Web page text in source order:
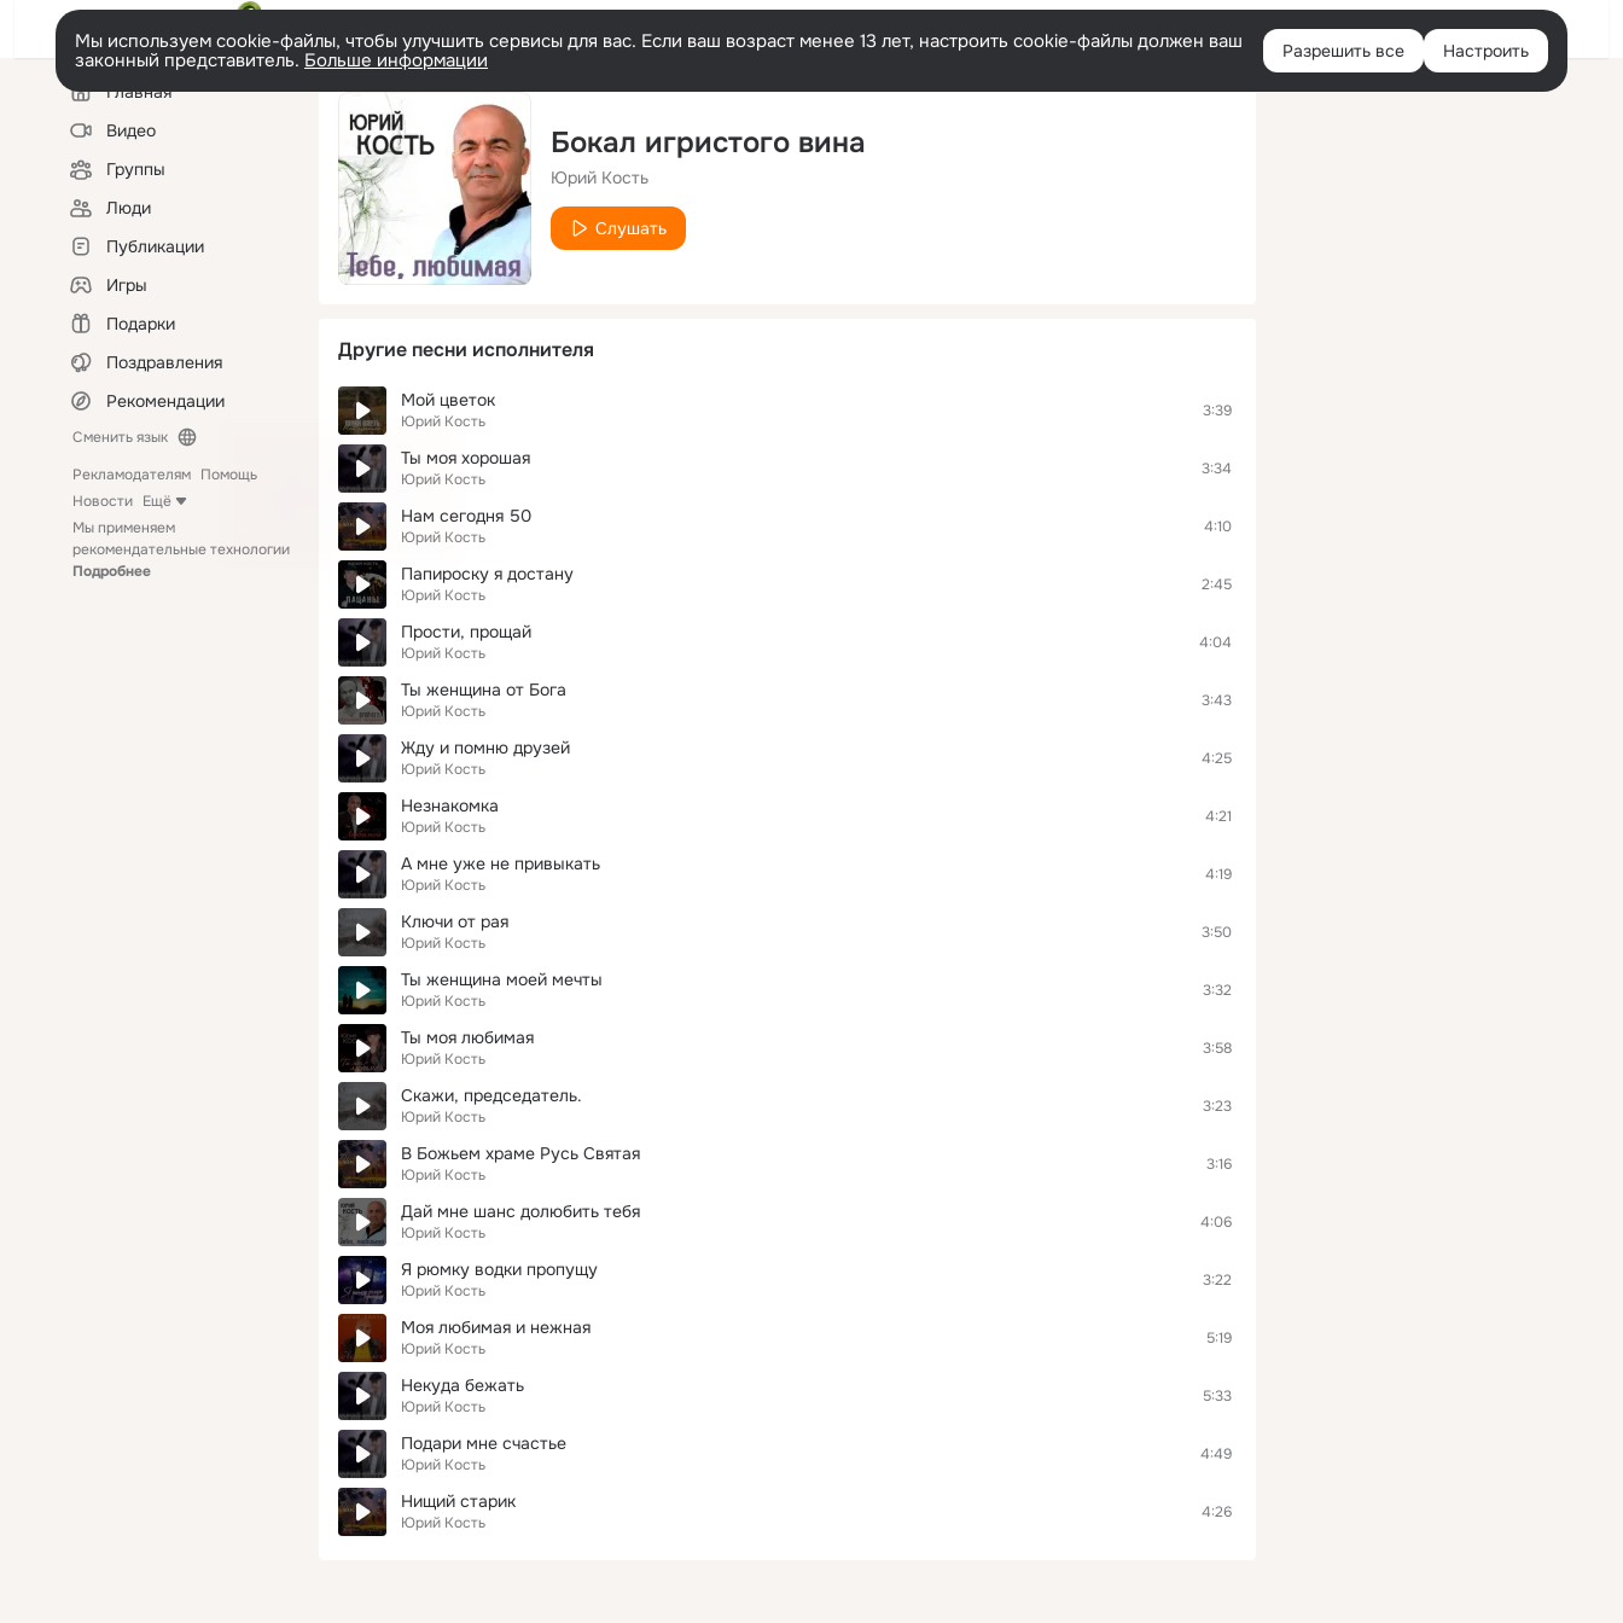
Войти
Мы используем cookie-файлы, чтобы улучшить сервисы для вас. Если ваш возраст менее 13 лет, настроить cookie-файлы должен ваш
законный представитель. Больше информации Разрешить все Настроить
Левая
колонкаГлавная
Видео
Группы
Люди
Публикации
Игры
Подарки
Поздравления
Рекомендации
Сменить язык
Рекламодателям Помощь
Новости Ещё
Мы применяем
рекомендательные технологии
Подробнее
Бокал игристого вина
Юрий Кость
Слушать
Другие песни исполнителя
Мой цветок
Юрий Кость
3:39
Ты моя хорошая
Юрий Кость
3:34
Нам сегодня 50
Юрий Кость
4:10
Папироску я достану
Юрий Кость
2:45
Прости, прощай
Юрий Кость
4:04
Ты женщина от Бога
Юрий Кость
3:43
Жду и помню друзей
Юрий Кость
4:25
Незнакомка
Юрий Кость
4:21
А мне уже не привыкать
Юрий Кость
4:19
Ключи от рая
Юрий Кость
3:50
Ты женщина моей мечты
Юрий Кость
3:32
Ты моя любимая
Юрий Кость
3:58
Скажи, председатель.
Юрий Кость
3:23
В Божьем храме Русь Святая
Юрий Кость
3:16
Дай мне шанс долюбить тебя
Юрий Кость
4:06
Я рюмку водки пропущу
Юрий Кость
3:22
Моя любимая и нежная
Юрий Кость
5:19
Некуда бежать
Юрий Кость
5:33
Подари мне счастье
Юрий Кость
4:49
Нищий старик
Юрий Кость
4:26